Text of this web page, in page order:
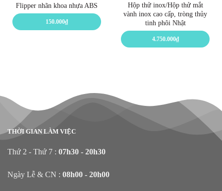
Flipper nhãn khoa nhựa ABS
150.000₫
Hộp thử inox/Hộp thử mắt
vành inox cao cấp, tròng thủy
tinh phôi Nhật
4.750.000₫
THỜI GIAN LÀM VIỆC
Thứ 2 - Thứ 7 : 07h30 - 20h30
Ngày Lễ & CN : 08h00 - 20h00